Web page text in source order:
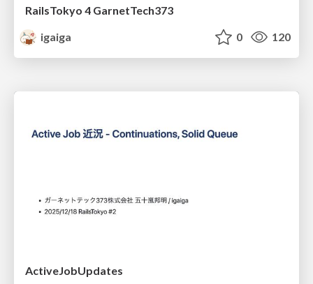
RailsTokyo 4 GarnetTech373
igaiga
0 120
ActiveJobUpdates